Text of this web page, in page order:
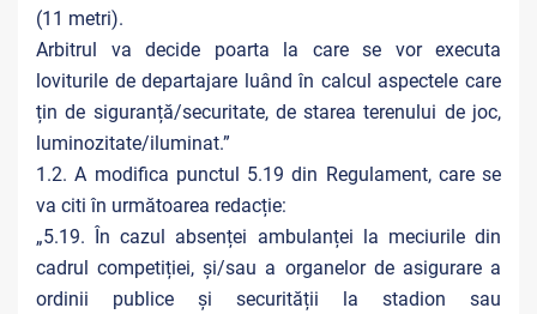
(11 metri).
Arbitrul va decide poarta la care se vor executa
loviturile de departajare luând în calcul aspectele care
țin de siguranță/securitate, de starea terenului de joc,
luminozitate/iluminat.”
1.2. A modifica punctul 5.19 din Regulament, care se
va citi în următoarea redacție:
„5.19. În cazul absenței ambulanței la meciurile din
cadrul competiției, și/sau a organelor de asigurare a
ordinii publice și securității la stadion sau